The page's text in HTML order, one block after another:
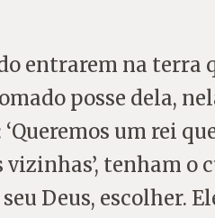
entrarem na terra
posse dela,
‘Queremos um rei
vizinhas’, tenham o
Deus, escolher.